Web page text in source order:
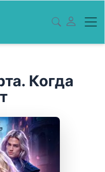
Когда